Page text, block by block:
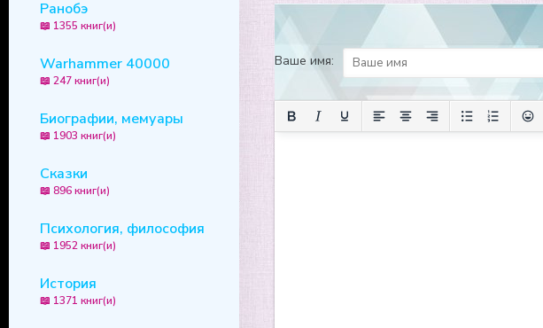
Ранобэ
📖 1355 книг(и)
Warhammer 40000
📖 247 книг(и)
Биографии, мемуары
📖 1903 книг(и)
Сказки
📖 896 книг(и)
Психология, философия
📖 1952 книг(и)
История
📖 1371 книг(и)
Ваше имя: